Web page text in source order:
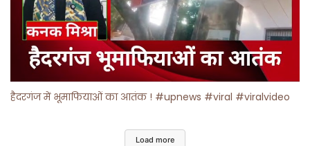
हैदरगंज में भूमाफियाओं का आतंक ! #upnews #viral #viralvideo
Load more